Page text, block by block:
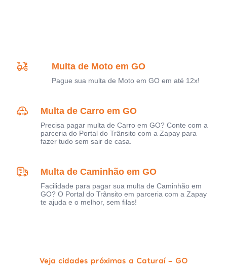
Multa de Moto em GO
Pague sua multa de Moto em GO em até 12x!
Multa de Carro em GO
Precisa pagar multa de Carro em GO? Conte com a
parceria do Portal do Trânsito com a Zapay para
fazer tudo sem sair de casa.
Multa de Caminhão em GO
Facilidade para pagar sua multa de Caminhão em
GO? O Portal do Trânsito em parceria com a Zapay
te ajuda e o melhor, sem filas!
Veja cidades próximas a Caturaí - GO